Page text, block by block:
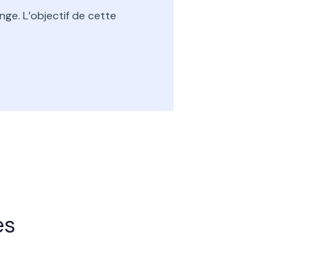
L’objectif de cette